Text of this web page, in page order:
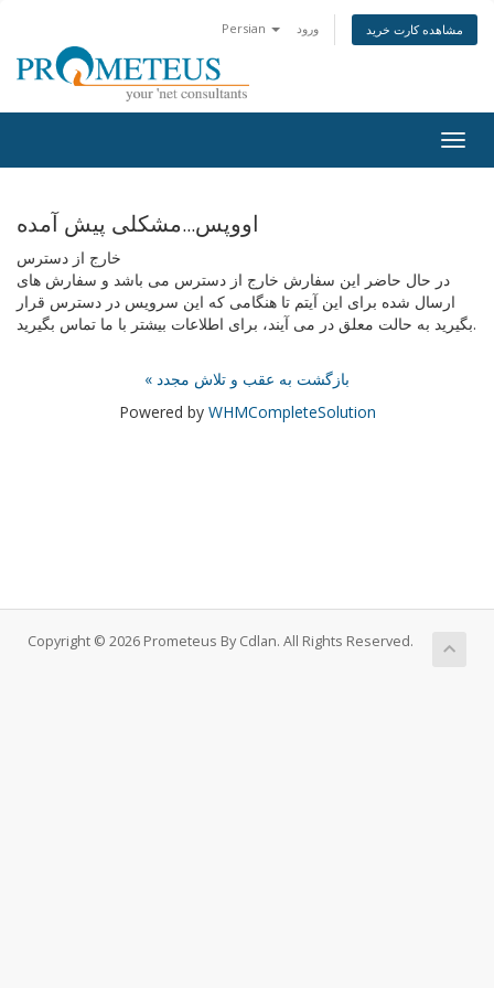
Persian ورود مشاهده کارت خرید
اووپس...مشکلی پیش آمده
خارج از دسترس
در حال حاضر این سفارش خارج از دسترس می باشد و سفارش های
ارسال شده برای این آیتم تا هنگامی که این سرویس در دسترس قرار
بگیرید به حالت معلق در می آیند، برای اطلاعات بیشتر با ما تماس بگیرید.
« بازگشت به عقب و تلاش مجدد
Powered by WHMCompleteSolution
Copyright © 2026 Prometeus By Cdlan. All Rights Reserved.